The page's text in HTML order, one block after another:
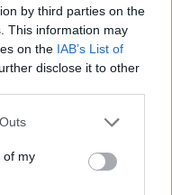
by third parties on the
This information may
on the IAB’s List of
disclose it to other
one or more Google
You may click to
its third-party tags to
of my